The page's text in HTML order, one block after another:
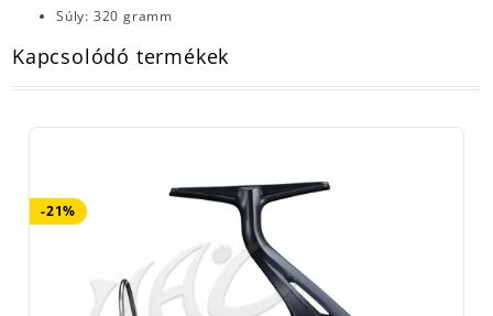
Súly: 320 gramm
Kapcsolódó termékek
-21%